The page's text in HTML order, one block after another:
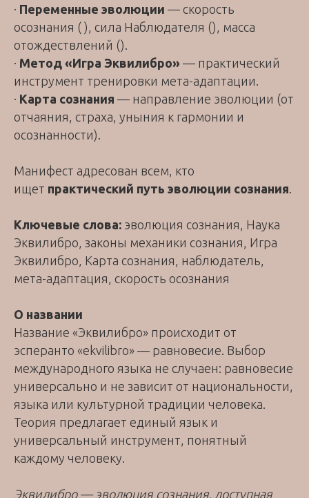
· Переменные эволюции — скорость
осознания ( ), сила Наблюдателя (), масса
отождествлений ().
· Метод «Игра Эквилибро» — практический
инструмент тренировки мета-адаптации.
· Карта сознания — направление эволюции (от
отчаяния, страха, уныния к гармонии и
осознанности).
Манифест адресован всем, кто
ищет практический путь эволюции сознания.
Ключевые слова: эволюция сознания, Наука
Эквилибро, законы механики сознания, Игра
Эквилибро, Карта сознания, наблюдатель,
мета-адаптация, скорость осознания
О названии
Название «Эквилибро» происходит от
эсперанто «ekvilibro» — равновесие. Выбор
международного языка не случаен: равновесие
универсально и не зависит от национальности,
языка или культурной традиции человека.
Теория предлагает единый язык и
универсальный инструмент, понятный
каждому человеку.
Эквилибро — эволюция сознания, доступная